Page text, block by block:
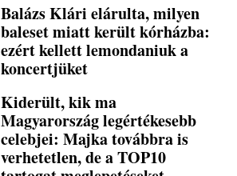
Balázs Klári elárulta, milyen
baleset miatt került kórházba:
ezért kellett lemondaniuk a
koncertjüket
Kiderült, kik ma
Magyarország legértékesebb
celebjei: Majka továbbra is
verhetetlen, de a TOP10